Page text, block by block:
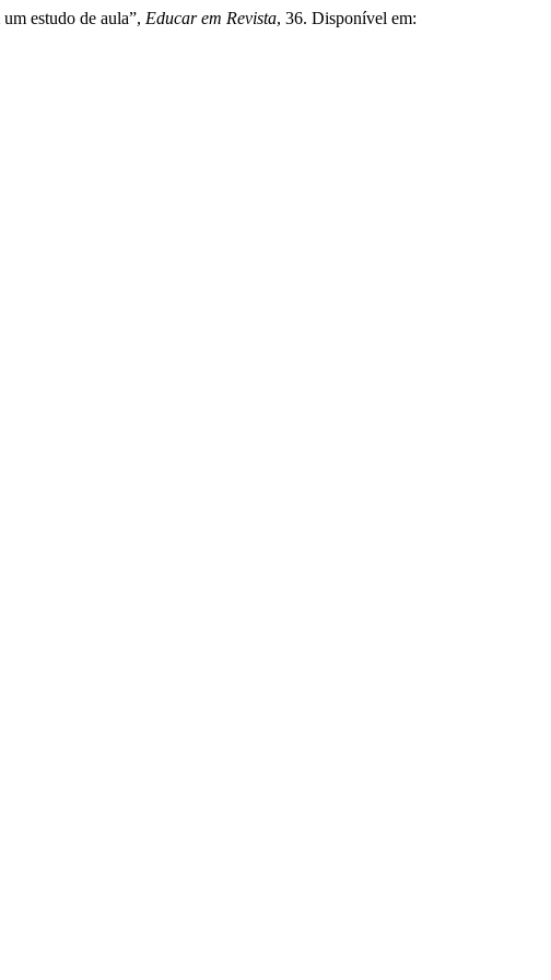
estudo de aula”, Educar em Revista, 36. Disponível em: